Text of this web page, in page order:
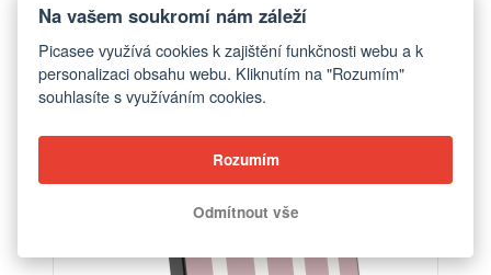
Na vašem soukromí nám záleží
Picasee využívá cookies k zajištění funkčnosti webu a k
personalizaci obsahu webu. Kliknutím na "Rozumím"
souhlasíte s využíváním cookies.
Rozumím
Odmítnout vše